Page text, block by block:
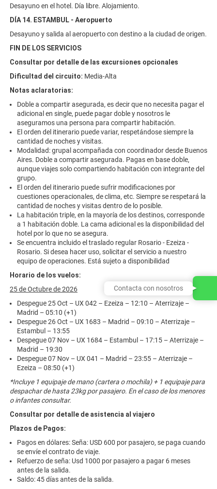
Desayuno en el hotel. Día libre. Alojamiento.
DÍA 14. ESTAMBUL - Aeropuerto
Desayuno y salida al aeropuerto con destino a la ciudad de origen.
FIN DE LOS SERVICIOS
Consultar por detalle de las excursiones opcionales
Dificultad del circuito: Media-Alta
Notas aclaratorias:
Doble a compartir asegurada, es decir que no necesita pagar el
adicional en single, puede pagar doble y nosotros le
aseguramos una persona para compartir habitación.
El orden del itinerario puede variar, respetándose siempre la
cantidad de noches y visitas.
Modalidad: grupal acompañada con coordinador desde Buenos
Aires. Doble a compartir asegurada. Pagas en base doble,
aunque viajes solo compartiendo habitación con integrante del
grupo.
El orden del itinerario puede sufrir modificaciones por
cuestiones operacionales, de clima, etc. Siempre se respetará la
cantidad de noches y visitas dentro de lo posible.
La habitación triple, en la mayoría de los destinos, corresponde
a 1 habitación doble. La cama adicional es la disponibilidad del
hotel por lo que no se asegura.
Se encuentra incluido el traslado regular Rosario - Ezeiza -
Rosario. Si desea hacer uso, solicitar el servicio a nuestro
equipo de operaciones. Está sujeto a disponibilidad
Horario de los vuelos:
25 de Octubre de 2026
Despegue 25 Oct – UX 042 – Ezeiza – 12:10 – Aterrizaje –
Madrid – 05:10 (+1)
Despegue 26 Oct – UX 1683 – Madrid – 09:10 – Aterrizaje –
Estambul – 13:55
Despegue 07 Nov – UX 1684 – Estambul – 17:15 – Aterrizaje –
Madrid – 19:30
Despegue 07 Nov – UX 041 – Madrid – 23:55 – Aterrizaje –
Ezeiza – 08:50 (+1)
*Incluye 1 equipaje de mano (cartera o mochila) + 1 equipaje para
despachar de hasta 23kg por pasajero. En el caso de los menores
o infantes consultar.
Consultar por detalle de asistencia al viajero
Plazos de Pagos:
Pagos en dólares: Seña: USD 600 por pasajero, se paga cuando
se envíe el contrato de viaje.
Refuerzo de seña: Usd 1000 por pasajero a pagar 6 meses
antes de la salida.
Saldo: 45 días antes de la salida.
Contacta con nosotros